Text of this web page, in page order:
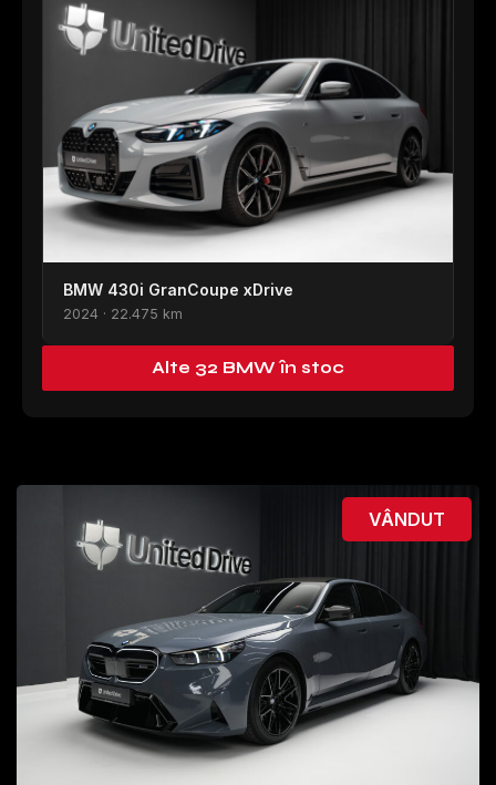
BMW 430i GranCoupe xDrive
2024 · 22.475 km
Alte 32 BMW în stoc
VÂNDUT